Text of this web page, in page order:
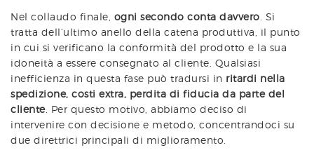
Nel collaudo finale, ogni secondo conta davvero . Si
tratta dell’ultimo anello della catena produttiva, il punto
in cui si verificano la conformità del prodotto e la sua
idoneità a essere consegnato al cliente. Qualsiasi
inefficienza in questa fase può tradursi in ritardi nella
spedizione, costi extra, perdita di fiducia da parte del
cliente. Per questo motivo, abbiamo deciso di
intervenire con decisione e metodo, concentrandoci su
due direttrici principali di miglioramento.